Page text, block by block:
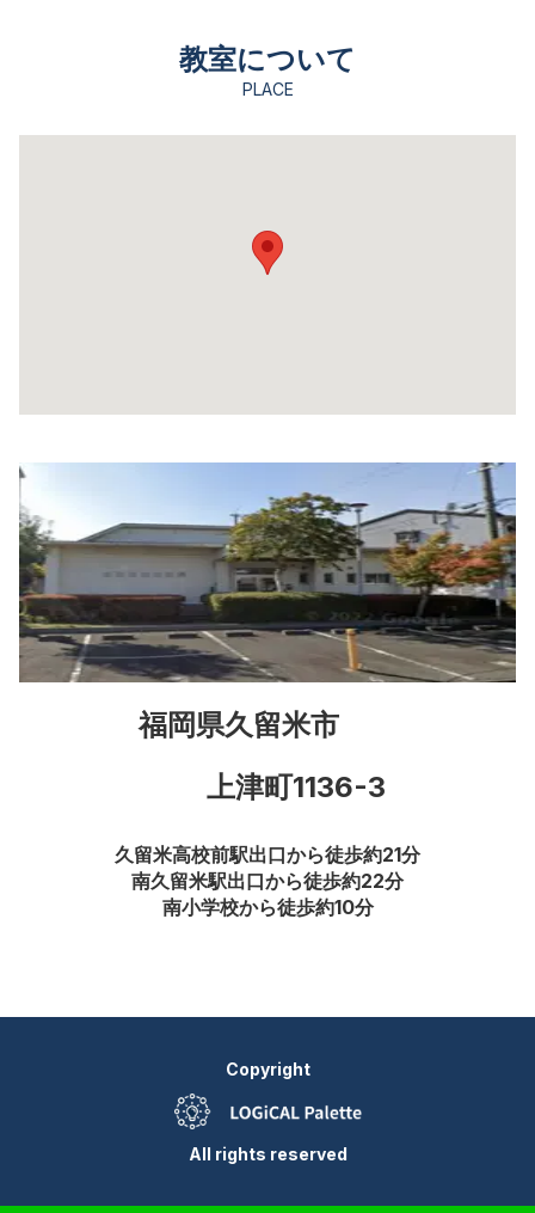
教室について
PLACE
福岡県久留米市
上津町1136-3
久留米高校前駅出口から徒歩約21分
南久留米駅出口から徒歩約22分
南小学校から徒歩約10分
Copyright
All rights reserved